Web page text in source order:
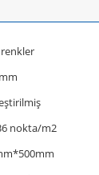
nokta/m2